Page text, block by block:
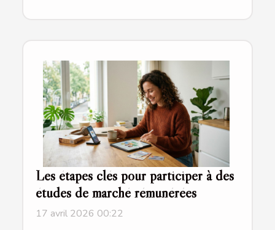
Les étapes clés pour participer à des
études de marché rémunérées
17 avril 2026 00:22